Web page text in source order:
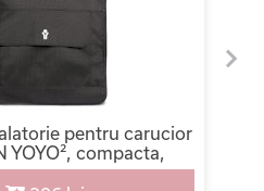
pentru carucior
YOYO², compacta,
rezistenta